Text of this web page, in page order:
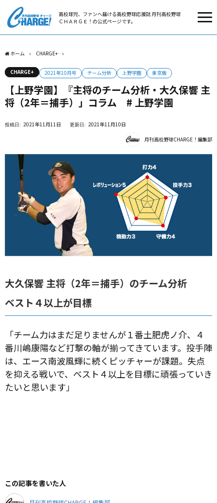
高校球児、ファンへ届ける高校野球応援誌 月刊高校野球
ＣＨＡＲＧＥ！の公式ページです。
ホーム CHARGE+
CHARGE+ 2021年10月号 チーム分析 上野学園 東京版
【上野学園】『主将のチーム分析・大久保響 主
将（2年＝捕手）」コラム # 上野学園
2021年11月11日 2021年11月10日
月刊高校野球CHARGE！編集部
大久保響 主将（2年＝捕手）のチーム分析
ベスト４以上が目標
「チーム力はまだ足りませんが１番土肥虎ノ介、４
番川嶋康陽など打撃の軸が揃ってきています。投手陣
は、エース南波風輝に続くピッチャーが課題。失点
を抑える戦いで、ベスト４以上を目標に頑張っていき
たいと思います」
この記事を書いた人